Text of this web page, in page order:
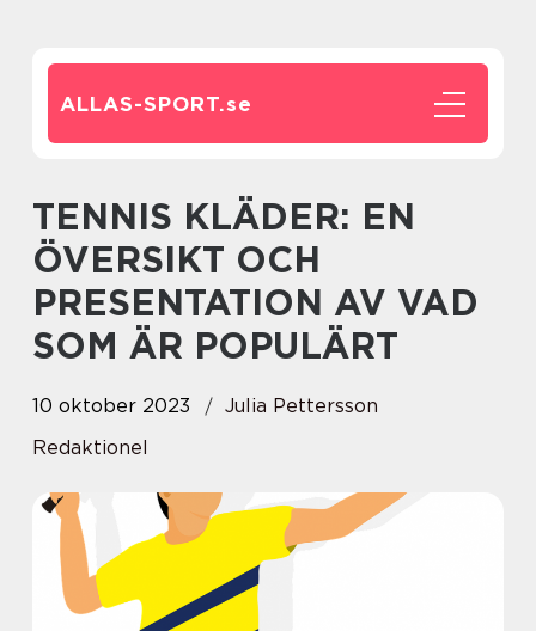
ALLAS-SPORT.se
TENNIS KLÄDER: EN
ÖVERSIKT OCH
PRESENTATION AV VAD
SOM ÄR POPULÄRT
10 oktober 2023
Julia Pettersson
Redaktionel